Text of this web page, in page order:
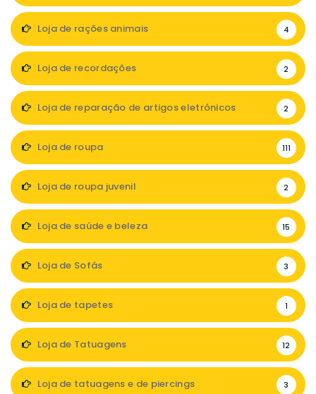
Loja de rações animais 4
Loja de recordações 2
Loja de reparação de artigos eletrónicos 2
Loja de roupa 111
Loja de roupa juvenil 2
Loja de saúde e beleza 15
Loja de Sofás 3
Loja de tapetes 1
Loja de Tatuagens 12
Loja de tatuagens e de piercings 3